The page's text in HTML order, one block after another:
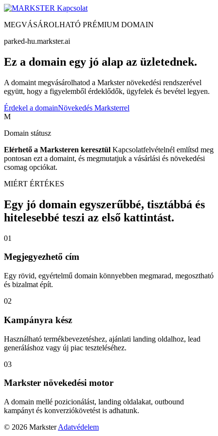
Kapcsolat
MEGVÁSÁROLHATÓ PRÉMIUM DOMAIN
parked-hu.markster.ai
Ez a domain egy jó alap az üzletednek.
A domaint megvásárolhatod a Markster növekedési rendszerével
együtt, hogy a figyelemből érdeklődők, ügyfelek és bevétel legyen.
Érdekel a domainNövekedés Marksterrel
M
Domain státusz
Elérhető a Marksteren keresztül Kapcsolatfelvételnél említsd meg
pontosan ezt a domaint, és megmutatjuk a vásárlási és növekedési
csomag opciókat.
MIÉRT ÉRTÉKES
Egy jó domain egyszerűbbé, tisztábbá és
hitelesebbé teszi az első kattintást.
01
Megjegyezhető cím
Egy rövid, egyértelmű domain könnyebben megmarad, megosztható
és bizalmat épít.
02
Kampányra kész
Használható termékbevezetéshez, ajánlati landing oldalhoz, lead
generáláshoz vagy új piac teszteléséhez.
03
Markster növekedési motor
A domain mellé pozicionálást, landing oldalakat, outbound
kampányt és konverziókövetést is adhatunk.
© 2026 Markster Adatvédelem